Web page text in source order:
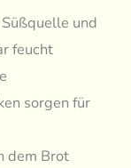
und
feucht
sorgen für
dem Brot